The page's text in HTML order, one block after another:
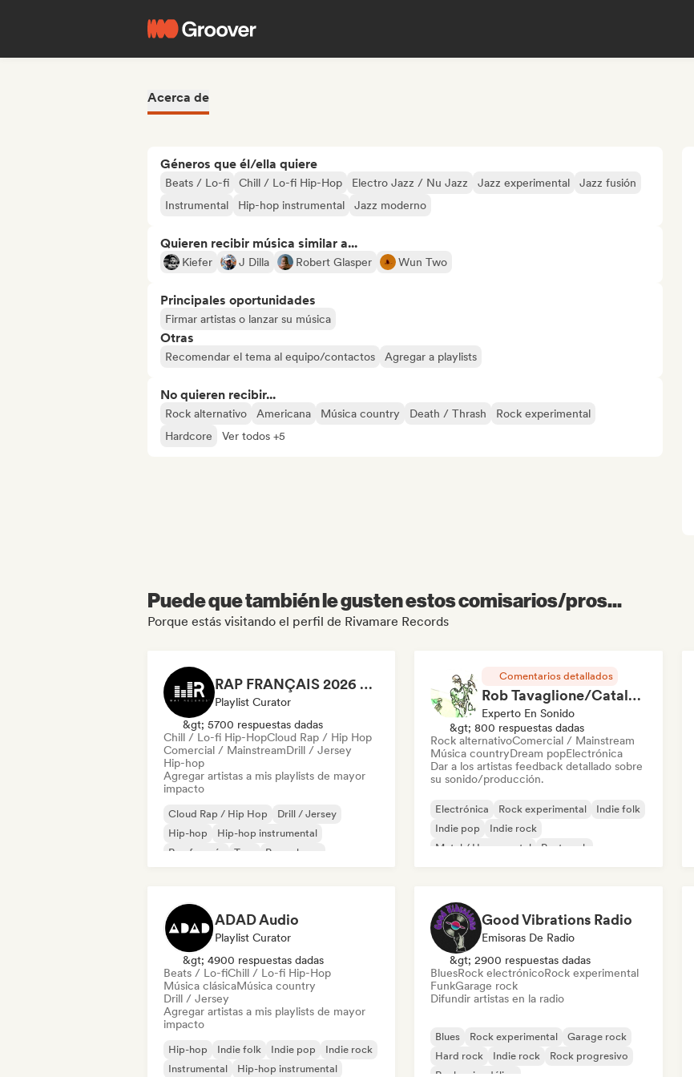
Acerca de
Géneros que él/ella quiere
Beats / Lo-fi Chill / Lo-fi Hip-Hop Electro Jazz / Nu Jazz Jazz experimental
Jazz fusión
Instrumental
Hip-hop instrumental Jazz moderno
Quieren recibir música similar a...
Kiefer J Dilla Robert Glasper Wun Two
Principales oportunidades
Firmar artistas o lanzar su música
Otras
Recomendar el tema al equipo/contactos Agregar a playlists
No quieren recibir...
Rock alternativo Americana Música country Death / Thrash
Rock experimental
Hardcore
Ver todos +5
Puede que también le gusten estos comisarios/pros...
Porque estás visitando el perfil de Rivamare Records
RAP FRANÇAIS 2026 🔥🇫🇷 (Way Records)
Playlist Curator
&gt; 5700 respuestas dadas
Chill / Lo-fi Hip-HopCloud Rap / Hip Hop
Comercial / MainstreamDrill / Jersey
Hip-hop
Agregar artistas a mis playlists de mayor
impacto
Cloud Rap / Hip Hop
Drill / Jersey
Hip-hop
Hip-hop instrumental
Rap francés
Trap
Pop urbano
Comentarios detallados
Rob Tavaglione/Catalyst Recording
Experto En Sonido
&gt; 800 respuestas dadas
Rock alternativoComercial / Mainstream
Música countryDream popElectrónica
Dar a los artistas feedback detallado sobre
su sonido/producción.
Electrónica Rock experimental
Indie folk
Indie pop
Indie rock
Metal / Heavy metal
Post punk
ADAD Audio
Playlist Curator
&gt; 4900 respuestas dadas
Beats / Lo-fiChill / Lo-fi Hip-Hop
Música clásicaMúsica country
Drill / Jersey
Agregar artistas a mis playlists de mayor
impacto
Hip-hop Indie folk Indie pop
Indie rock
Instrumental
Hip-hop instrumental
Good Vibrations Radio
Emisoras De Radio
&gt; 2900 respuestas dadas
BluesRock electrónicoRock experimental
FunkGarage rock
Difundir artistas en la radio
Blues Rock experimental
Garage rock
Hard rock
Indie rock
Rock progresivo